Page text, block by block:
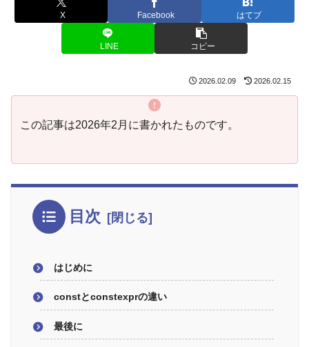
X Facebook はてブ
LINE コピー
2026.02.09 2026.02.15
この記事は2026年2月に書かれたものです。
目次
はじめに
constとconstexprの違い
最後に